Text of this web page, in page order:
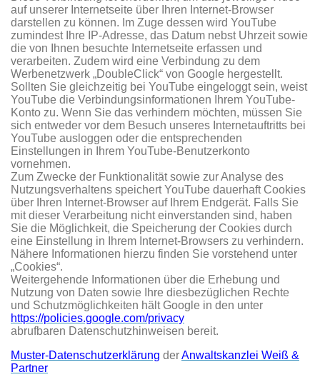
auf unserer Internetseite über Ihren Internet-Browser
darstellen zu können. Im Zuge dessen wird YouTube
zumindest Ihre IP-Adresse, das Datum nebst Uhrzeit sowie
die von Ihnen besuchte Internetseite erfassen und
verarbeiten. Zudem wird eine Verbindung zu dem
Werbenetzwerk „DoubleClick“ von Google hergestellt.
Sollten Sie gleichzeitig bei YouTube eingeloggt sein, weist
YouTube die Verbindungsinformationen Ihrem YouTube-
Konto zu. Wenn Sie das verhindern möchten, müssen Sie
sich entweder vor dem Besuch unseres Internetauftritts bei
YouTube ausloggen oder die entsprechenden
Einstellungen in Ihrem YouTube-Benutzerkonto
vornehmen.
Zum Zwecke der Funktionalität sowie zur Analyse des
Nutzungsverhaltens speichert YouTube dauerhaft Cookies
über Ihren Internet-Browser auf Ihrem Endgerät. Falls Sie
mit dieser Verarbeitung nicht einverstanden sind, haben
Sie die Möglichkeit, die Speicherung der Cookies durch
eine Einstellung in Ihrem Internet-Browsers zu verhindern.
Nähere Informationen hierzu finden Sie vorstehend unter
„Cookies“.
Weitergehende Informationen über die Erhebung und
Nutzung von Daten sowie Ihre diesbezüglichen Rechte
und Schutzmöglichkeiten hält Google in den unter
https://policies.google.com/privacy
abrufbaren Datenschutzhinweisen bereit.
Muster-Datenschutzerklärung derAnwaltskanzlei Weiß &
Partner